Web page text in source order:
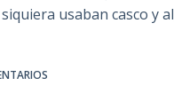
usaban casco y